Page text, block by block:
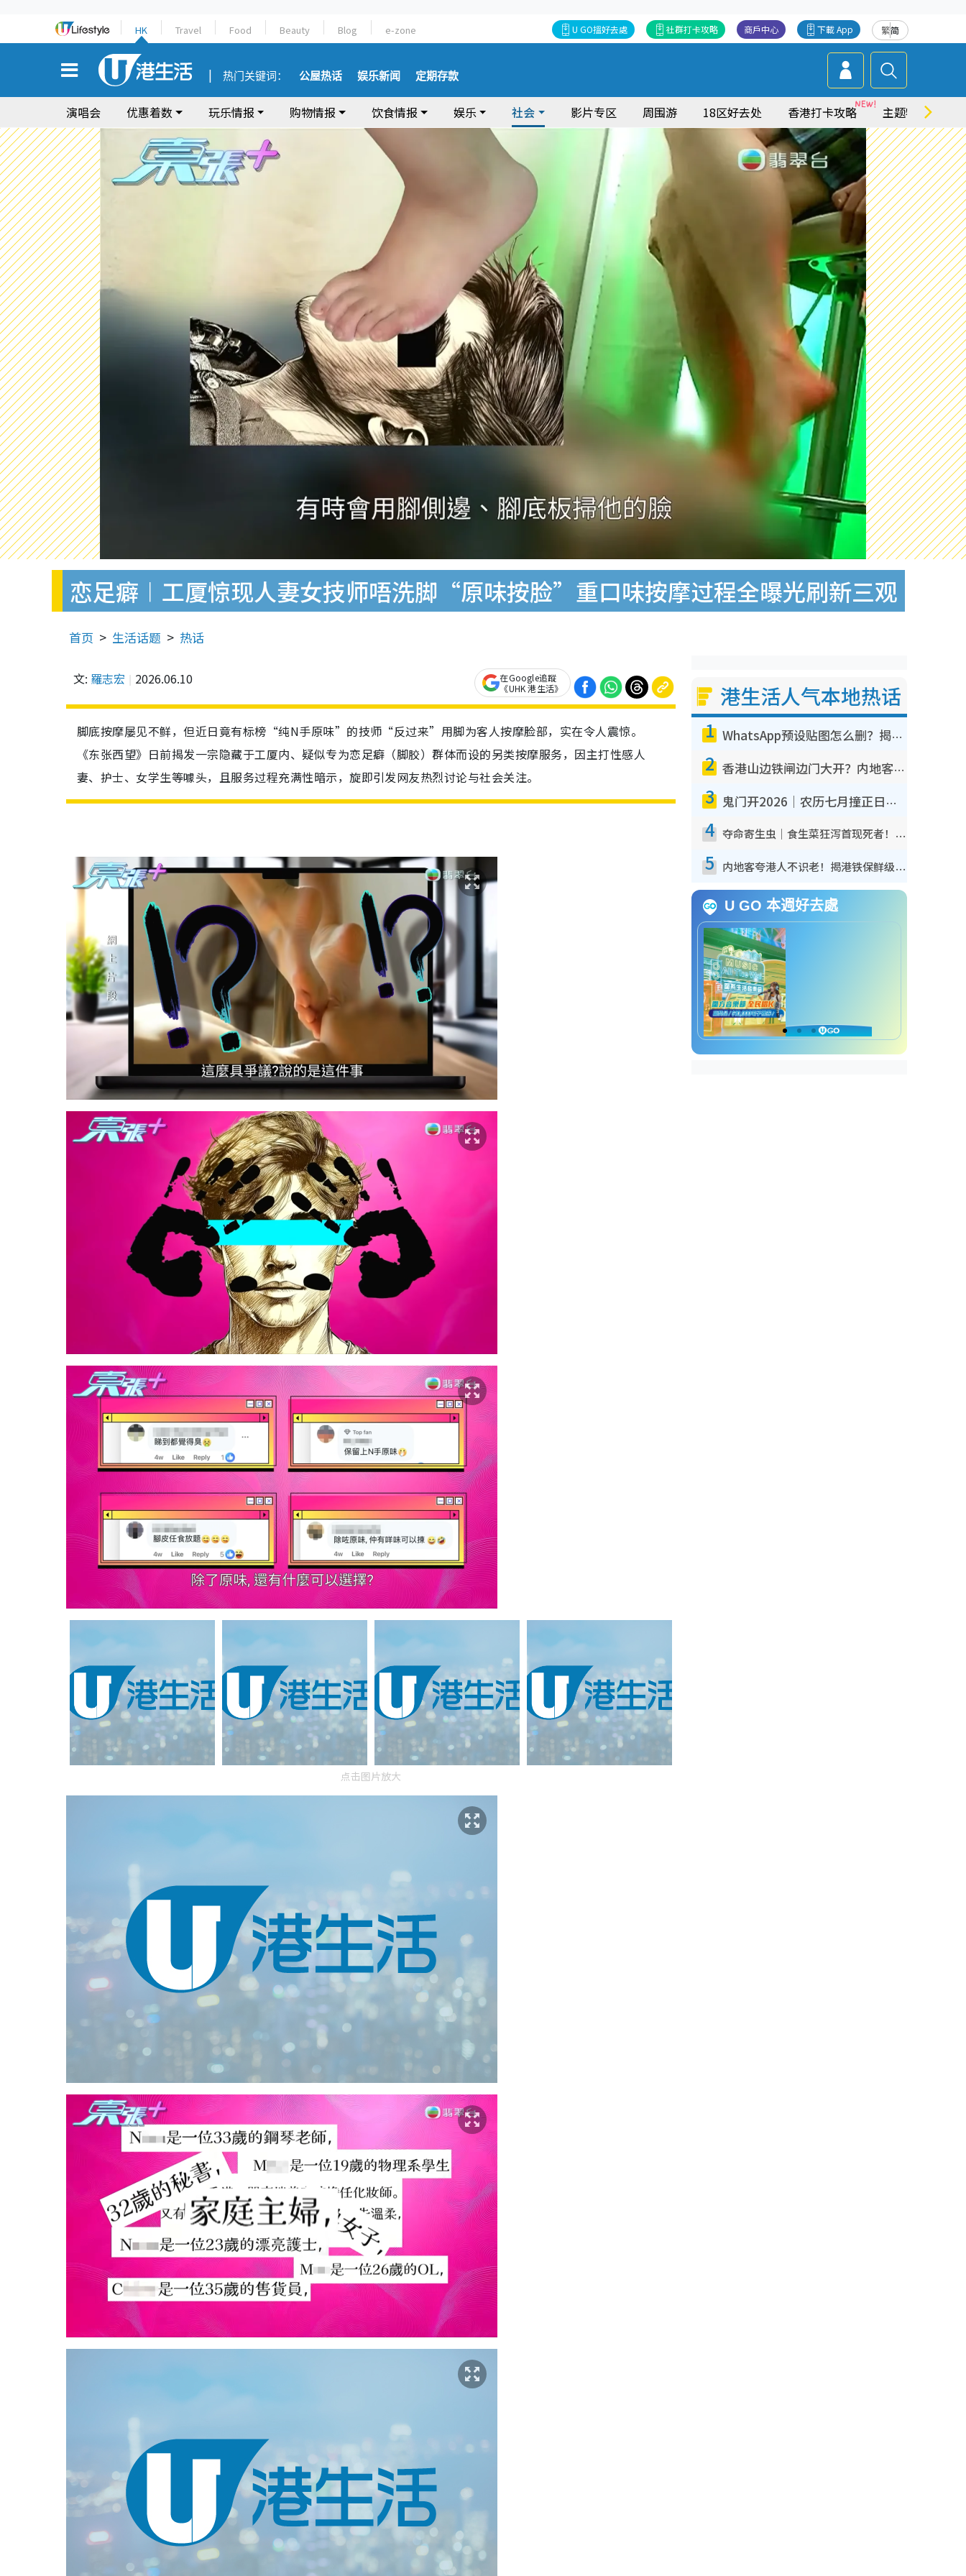
HK Travel Food Beauty Blog e-zone 繁简
下載 App
商戶中心
社群打卡攻略
U GO搵好去處
热门关键词： 公屋热话 娱乐新闻 定期存款
演唱会 优惠着数 玩乐情报 购物情报 饮食情报 娱乐 社会 影片专区 周围游 18区好去处 香港打卡攻略 主题特集
恋足癖︱工厦惊现人妻女技师唔洗脚“原味按脸”重口味按摩过程全曝光刷新三观
首页 生活话题 热话
文: 羅志宏 2026.06.10
在Google追蹤
《UHK 港生活》
脚底按摩屡见不鲜，但近日竟有标榜“纯N手原味”的技师“反过来”用脚为客人按摩脸部，实在令人震惊。
《东张西望》日前揭发一宗隐藏于工厦内、疑似专为恋足癖（脚胶）群体而设的另类按摩服务，因主打性感人
妻、护士、女学生等噱头，且服务过程充满性暗示，旋即引发网友热烈讨论与社会关注。
点击图片放大
港生活人气本地热话
1 WhatsApp预设贴图怎么删？揭秘1招“反向操作”还原简洁界面 附3步实测教程
2 香港山边铁闸边门大开？内地客困惑意义何在！网友神回复：这种叫法理性防御
3 鬼门开2026｜农历七月撞正日全食特别邪？专家警告切忌做一事！揭4大禁忌+2招保平安
4 夺命寄生虫｜食生菜狂泻首现死者！疫潮恶化录1.8万宗病例 揭洗菜3大谬误
5 内地客夸港人不识老！揭港铁保鲜级冷气 港人求放过：别投诉
U GO 本週好去處